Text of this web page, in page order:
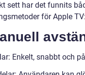
sett har det funnits
för Apple TV:
Enkelt, snabbt och